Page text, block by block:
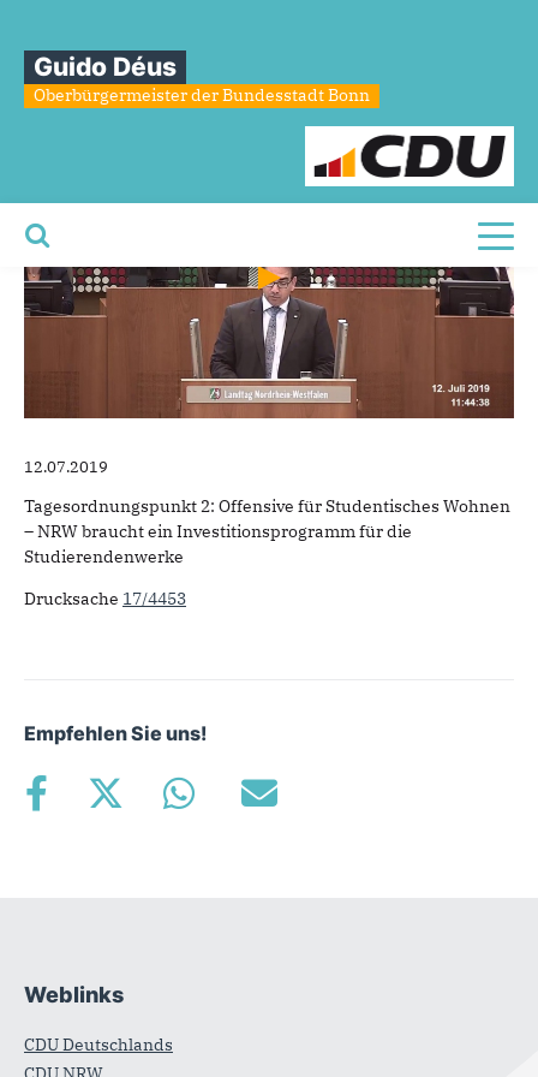
Guido Déus
Oberbürgermeister der Bundesstadt Bonn
Sie sind hier
Plenarredevom12.Juli2019
12.07.2019
Tagesordnungspunkt 2: Offensive für Studentisches Wohnen
– NRW braucht ein Investitionsprogramm für die
Studierendenwerke
Drucksache 17/4453
Empfehlen Sie uns!
Fußbereich
Weblinks
CDU Deutschlands